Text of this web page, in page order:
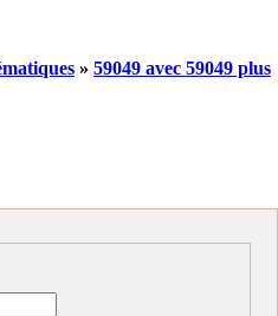
» 59049 avec 59049 plus